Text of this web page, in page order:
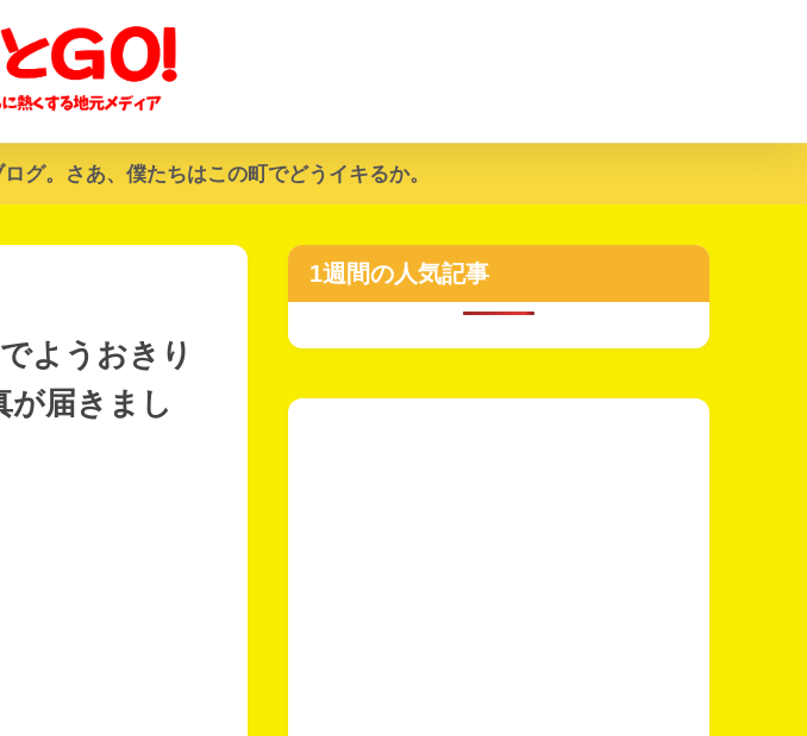
グ。さあ、僕たちはこの町でどうイキるか。
ようおきり
が届きまし
1週間の人気記事